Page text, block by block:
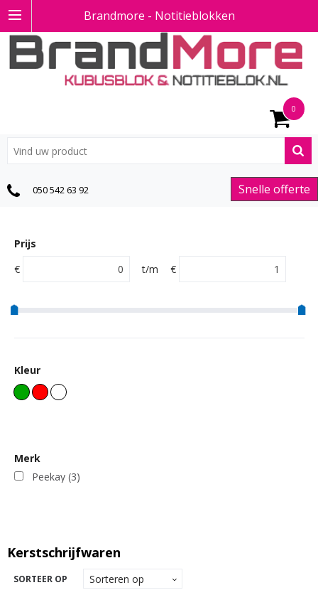
Brandmore - Notitieblokken
0
Snelle offerte
050 542 63 92
Prijs
€
t/m €
Kleur
Merk
Peekay (3)
Kerstschrijfwaren
SORTEER OP